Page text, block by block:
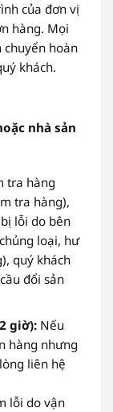
của đơn vị
hàng. Mọi
chuyển hoàn
khách.
nhà sản
tra hàng
tra hàng),
lỗi do bên
loại, hư
quý khách
đổi sản
giờ):Nếu
hàng nhưng
liên hệ
lỗi do vận